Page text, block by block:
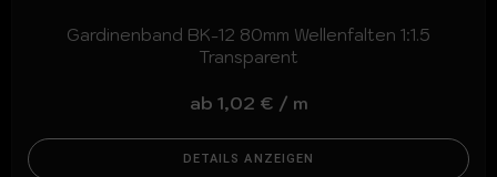
Gardinenband BK-12 80mm Wellenfalten 1:1.5
Transparent
ab 1,02 € / m
DETAILS ANZEIGEN